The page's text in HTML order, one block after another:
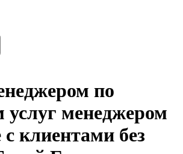
по
услуг менеджером
с клиентами без